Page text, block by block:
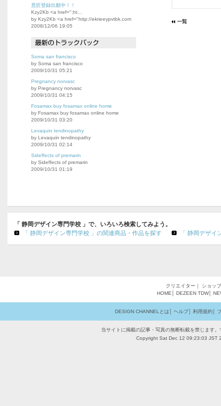
意匠登録出願中！！
Kzy2Kb <a href=";ht…
by Kzy2Kb <a href="http://ekrieeypvtbk.com
2008/12/06 19:05
Soma san francisco
by Soma san francisco
2009/10/31 05:21
Pregnancy norvasc
by Pregnancy norvasc
2009/10/31 04:15
Fosamax buy fosamax online home
by Fosamax buy fosamax online home
2009/10/31 03:20
Levaquin tendinopathy
by Levaquin tendinopathy
2009/10/31 02:14
Sideffects of premarin
by Sideffects of premarin
2009/10/31 01:19
「 静岡デザイン専門学校 」で、いろいろ検索してみよう。
「 静岡デザイン専門学校 」の関連商品・作品を探す
「 静岡デザ
クリエイター ｜ ショップ
HOME
DEZEEN TDW│
DESIGN CHANNELとは ヘルプ│ 利用規約│
当サイトに掲載の記事・写真の無断転載を禁じます
Copyright Sat Dec 12 09:23:03 JST